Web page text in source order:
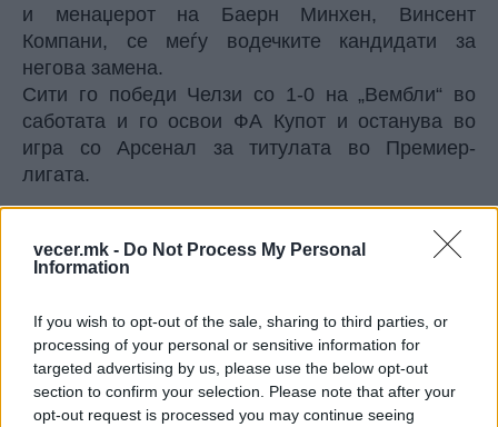
vecer.mk - Do Not Process My Personal
Information
If you wish to opt-out of the sale, sharing to third parties, or
processing of your personal or sensitive information for
targeted advertising by us, please use the below opt-out
section to confirm your selection. Please note that after your
opt-out request is processed you may continue seeing
и менаџерот на Баерн Минхен, Винсент
Компани, се меѓу водечките кандидати за
негова замена.
Сити го победи Челзи со 1-0 на „Вембли“ во
саботата и го освои ФА Купот и останува во
игра со Арсенал за титулата во Премиер-
лигата.
sportmedia.mk
© Vecer.mk, правата за текстот се на редакцијата
Нејмар направи хаос,
претседател на клубот брутално
го навреди: Тој е клошар..